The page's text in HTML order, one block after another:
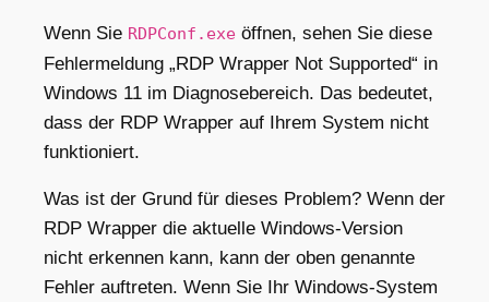
Wenn Sie RDPConf.exe öffnen, sehen Sie diese
Fehlermeldung „RDP Wrapper Not Supported“ in
Windows 11 im Diagnosebereich. Das bedeutet,
dass der RDP Wrapper auf Ihrem System nicht
funktioniert.
Was ist der Grund für dieses Problem? Wenn der
RDP Wrapper die aktuelle Windows-Version
nicht erkennen kann, kann der oben genannte
Fehler auftreten. Wenn Sie Ihr Windows-System